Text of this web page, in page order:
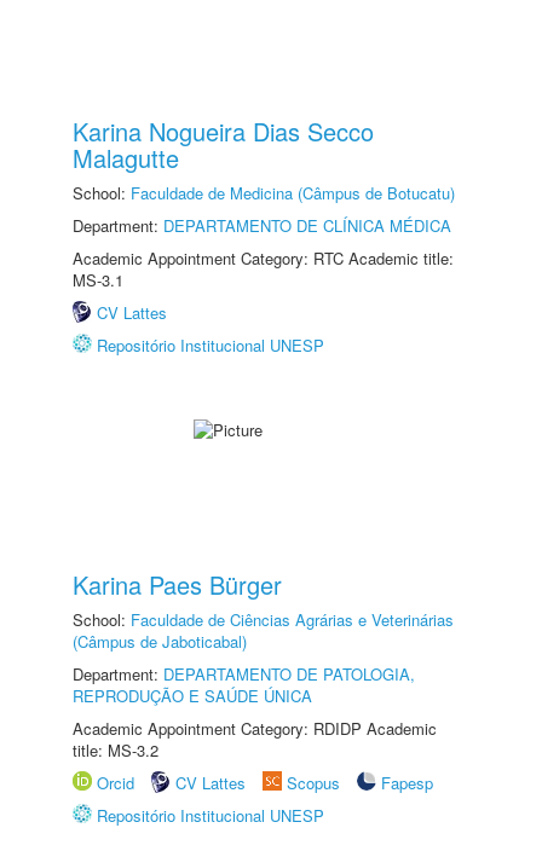
Karina Nogueira Dias Secco
Malagutte
School: Faculdade de Medicina (Câmpus de Botucatu)
Department: DEPARTAMENTO DE CLÍNICA MÉDICA
Academic Appointment Category: RTC Academic title:
MS-3.1
CV Lattes
Repositório Institucional UNESP
Karina Paes Bürger
School: Faculdade de Ciências Agrárias e Veterinárias
(Câmpus de Jaboticabal)
Department: DEPARTAMENTO DE PATOLOGIA,
REPRODUÇÃO E SAÚDE ÚNICA
Academic Appointment Category: RDIDP Academic
title: MS-3.2
Orcid
CV Lattes Scopus
Fapesp
Repositório Institucional UNESP